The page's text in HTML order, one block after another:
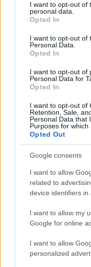
not limited to your visit
grant or deny consent
use your data for below
consent section.
I want to opt-out of
personal data.
Opted In
I want to opt-out of
Personal Data.
Opted In
I want to opt-out of
Personal Data for
Opted In
I want to opt-out of
Retention, Sale,
Personal Data that
Purposes for which
Opted Out
Google consents
I want to allow
related to
device identifiers in
I want to allow my
Google for online
I want to allow
personalized
„Szerintem
csapaton belül,
elképesztően
as autó nem tudott
Tudjuk, hogy ez
természetesen
Egyrészt nagyon
után visszahoztuk
csalódottak
miatt.”